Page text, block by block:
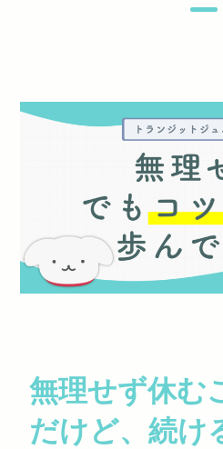
無理せず休む
だけど、続け